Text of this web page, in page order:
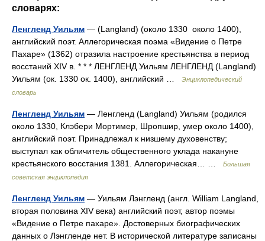
словарях:
Ленгленд Уильям — (Langland) (около 1330 около 1400),
английский поэт. Аллегорическая поэма «Видение о Петре
Пахаре» (1362) отразила настроение крестьянства в период
восстаний XIV в. * * * ЛЕНГЛЕНД Уильям ЛЕНГЛЕНД (Langland)
Уильям (ок. 1330 ок. 1400), английский …
Энциклопедический
словарь
Ленгленд Уильям — Ленгленд (Langland) Уильям (родился
около 1330, Клэбери Мортимер, Шропшир, умер около 1400),
английский поэт. Принадлежал к низшему духовенству;
выступал как обличитель общественного уклада накануне
крестьянского восстания 1381. Аллегорическая… …
Большая
советская энциклопедия
Ленгленд Уильям — Уильям Лэнгленд (англ. William Langland,
вторая половина XIV века) английский поэт, автор поэмы
«Видение о Петре пахаре». Достоверных биографических
данных о Лэнгленде нет. В исторической литературе записаны